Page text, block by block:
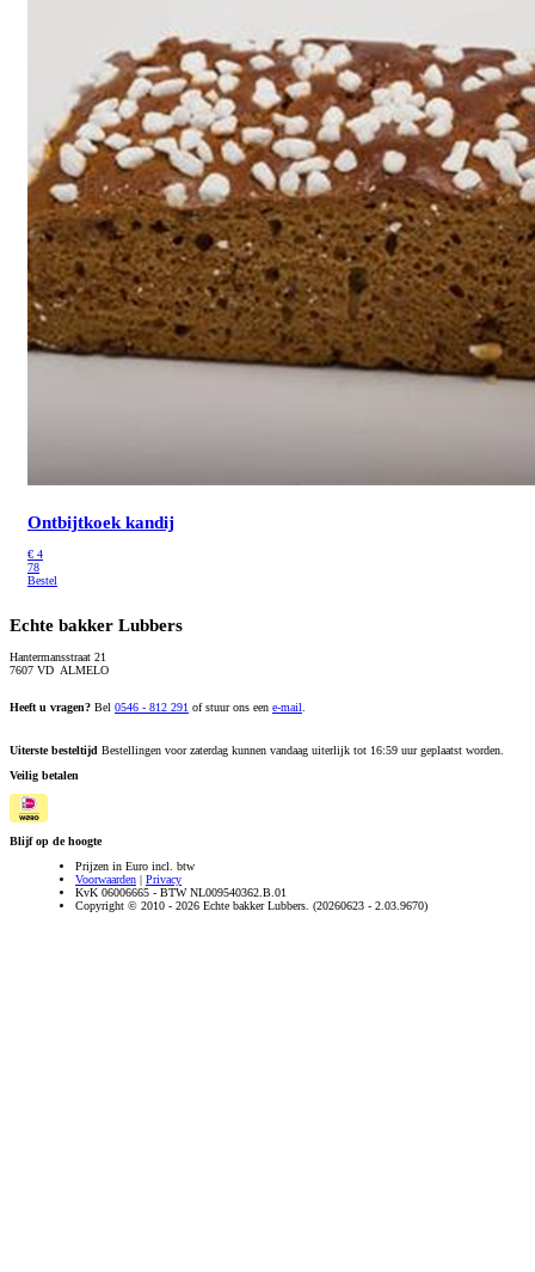
Ontbijtkoek kandij
€ 4
78
Bestel
Echte bakker Lubbers
Hantermansstraat 21
7607 VD ALMELO
Heeft u vragen? Bel 0546 - 812 291 of stuur ons een e-mail.
Uiterste besteltijd Bestellingen voor zaterdag kunnen vandaag uiterlijk tot 16:59 uur geplaatst worden.
Veilig betalen
Blijf op de hoogte
Prijzen in Euro incl. btw
Voorwaarden | Privacy
KvK 06006665 - BTW NL009540362.B.01
Copyright © 2010 - 2026 Echte bakker Lubbers. (20260623 - 2.03.9670)